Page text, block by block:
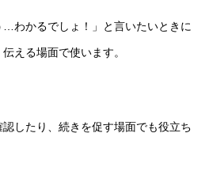
わかるでしょ！」と言いたいときに
える場面で使います。
したり、続きを促す場面でも役立ち